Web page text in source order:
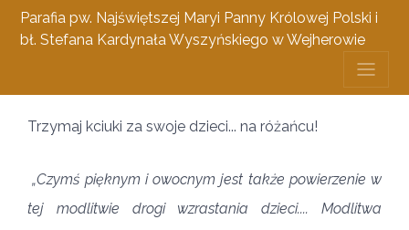
Parafia pw. Najświętszej Maryi Panny Królowej Polski i
bł. Stefana Kardynała Wyszyńskiego w Wejherowie
Różaniec rodziców za dzieci
Trzymaj kciuki za swoje dzieci... na różańcu!
„Czymś pięknym i owocnym jest także powierzenie w
tej modlitwie drogi wzrastania dzieci.... Modlitwa